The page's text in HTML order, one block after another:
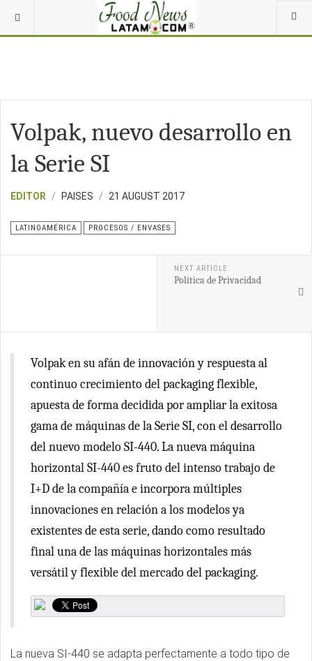
Volpak, nuevo desarrollo en
la Serie SI
EDITOR PAISES 21 AUGUST 2017
LATINOAMÉRICA PROCESOS / ENVASES
NEXT ARTICLE
Política de Privacidad
Volpak en su afán de innovación y respuesta al
continuo crecimiento del packaging flexible,
apuesta de forma decidida por ampliar la exitosa
gama de máquinas de la Serie SI, con el desarrollo
del nuevo modelo SI-440. La nueva máquina
horizontal SI-440 es fruto del intenso trabajo de
I+D de la compañía e incorpora múltiples
innovaciones en relación a los modelos ya
existentes de esta serie, dando como resultado
final una de las máquinas horizontales más
versátil y flexible del mercado del packaging.
La nueva SI-440 se adapta perfectamente a todo tipo de